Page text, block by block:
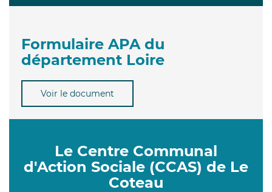
Formulaire APA du
département Loire
Voir le document
Le Centre Communal
d'Action Sociale (CCAS) de Le
Coteau